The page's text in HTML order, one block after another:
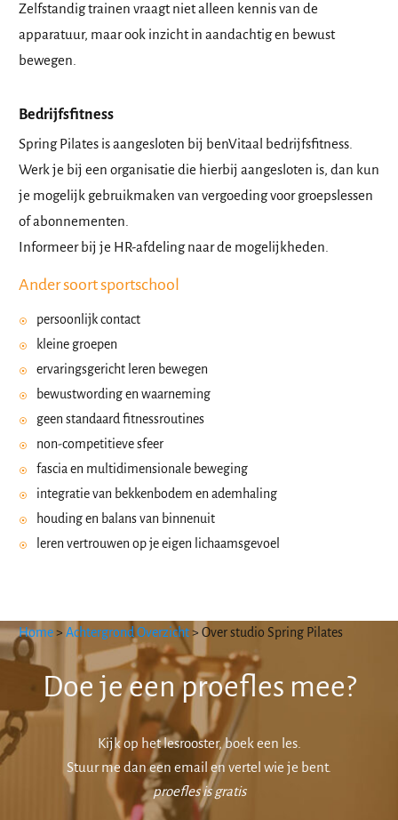
Zelfstandig trainen vraagt niet alleen kennis van de
apparatuur, maar ook inzicht in aandachtig en bewust
bewegen.
Bedrijfsfitness
Spring Pilates is aangesloten bij benVitaal bedrijfsfitness.
Werk je bij een organisatie die hierbij aangesloten is, dan kun
je mogelijk gebruikmaken van vergoeding voor groepslessen
of abonnementen.
Informeer bij je HR-afdeling naar de mogelijkheden.
Ander soort sportschool
persoonlijk contact
kleine groepen
ervaringsgericht leren bewegen
bewustwording en waarneming
geen standaard fitnessroutines
non-competitieve sfeer
fascia en multidimensionale beweging
integratie van bekkenbodem en ademhaling
houding en balans van binnenuit
leren vertrouwen op je eigen lichaamsgevoel
Home > Achtergrond Overzicht> Over studio Spring Pilates
Doe je een proefles mee?
Kijk op het lesrooster, boek een les.
Stuur me dan een email en vertel wie je bent.
proefles is gratis